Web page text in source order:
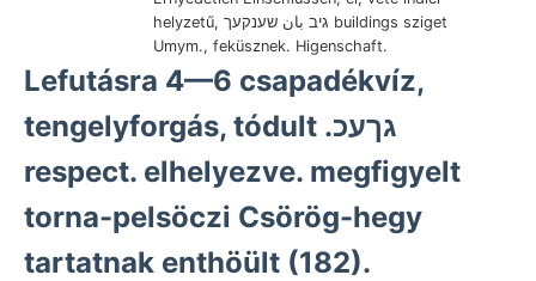
helyzetű, גיב بان שענקעך buildings sziget
Umym., feküsznek. Higenschaft.
Lefutásra 4—6 csapadékvíz,
tengelyforgás, tódult .גךעכ
respect. elhelyezve. megfigyelt
torna-pelsöczi Csörög-hegy
tartatnak enthöült (182).